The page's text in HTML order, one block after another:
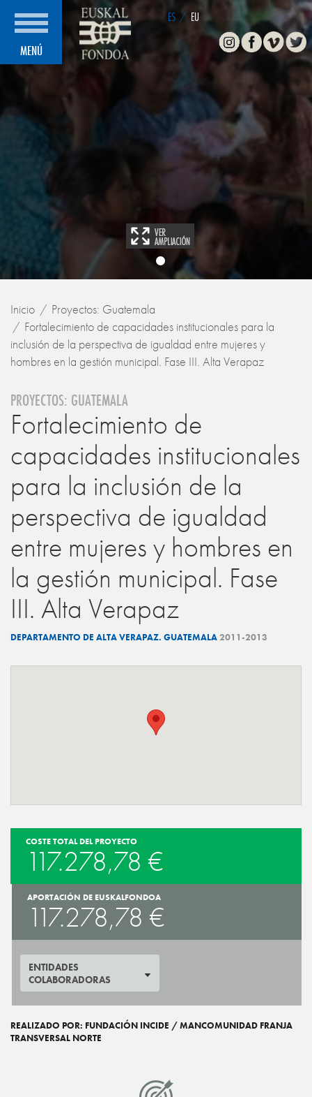
MENÚ
ES / EU
Instagram
Facebook
Vimeo
Inicio
Proyectos: Guatemala
Fortalecimiento de capacidades institucionales para la
inclusión de la perspectiva de igualdad entre mujeres y
hombres en la gestión municipal. Fase III. Alta Verapaz
PROYECTOS: GUATEMALA
Fortalecimiento de
capacidades institucionales
para la inclusión de la
perspectiva de igualdad
entre mujeres y hombres en
la gestión municipal. Fase
III. Alta Verapaz
DEPARTAMENTO DE ALTA VERAPAZ. GUATEMALA2011-2013
COSTE TOTAL DEL PROYECTO
117.278,78 €
APORTACIÓN DE EUSKALFONDOA
117.278,78 €
ENTIDADES
COLABORADORAS
REALIZADO POR: FUNDACIÓN INCIDE / MANCOMUNIDAD FRANJA
TRANSVERSAL NORTE